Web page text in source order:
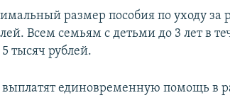
размер пособия по уходу за
Всем семьям с детьми до 3 лет в
тысяч рублей.
выплатят единовременную помощь в